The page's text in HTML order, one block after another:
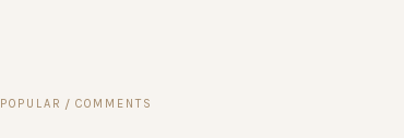
POPULAR COMMENTS